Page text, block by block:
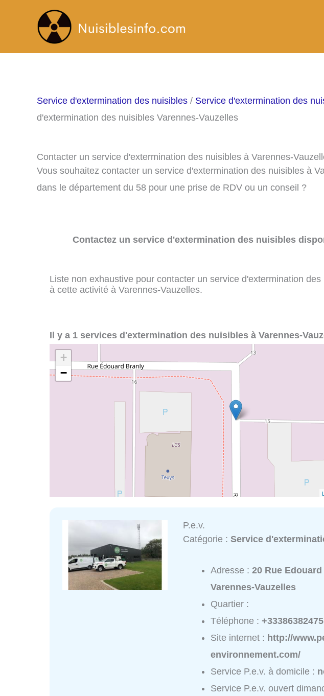
Service d'extermination des nuisibles / Service d'extermination des
d'extermination des nuisibles Varennes-Vauzelles
Contacter un service d'extermination des nuisibles à Varennes-
Vous souhaitez contacter un service d'extermination des nuisibles à
dans le département du 58 pour une prise de RDV ou un conseil ?
Contactez un service d'extermination des nuisibles
Liste non exhaustive pour contacter un service d'extermination
à cette activité à Varennes-Vauzelles.
Il y a 1 services d'extermination des nuisibles à Varennes-
+
−
P.e.v.
Catégorie :Service
Adresse :20 Rue
Varennes-Vauzelles
Quartier :
Téléphone :+33386382475
Site internet : http://
environnement.com/
Service P.e.v. à domicile :
Service P.e.v. ouvert